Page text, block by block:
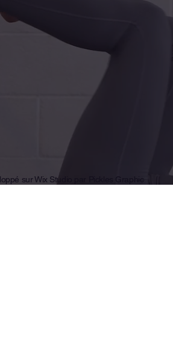
sur Wix Studio par Pickles Graphic